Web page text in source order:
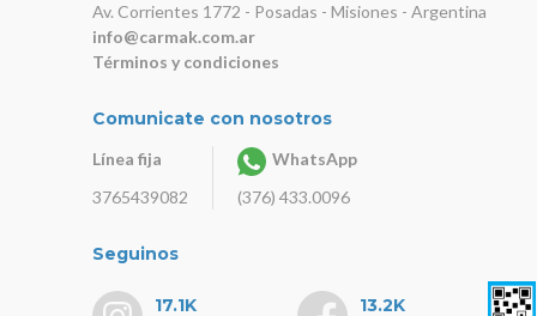
Av. Corrientes 1772 - Posadas - Misiones - Argentina
info@carmak.com.ar
Términos y condiciones
Comunicate con nosotros
Línea fija
3765439082
WhatsApp
(376) 433.0096
Seguinos
17.1K 13.2K